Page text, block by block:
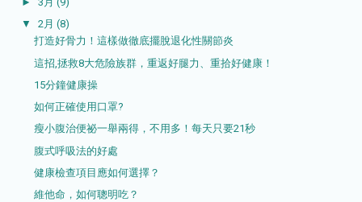
▼ 2月 (8)
打造好骨力！這樣做徹底擺脫退化性關節炎
這招,拯救8大危險族群，重返好腿力、重拾好健康！
15分鐘健康操
如何正確使用口罩?
瘦小腹治便祕一舉兩得，不用多！每天只要21秒
腹式呼吸法的好處
健康檢查項目應如何選擇？
維他命，如何聰明吃？